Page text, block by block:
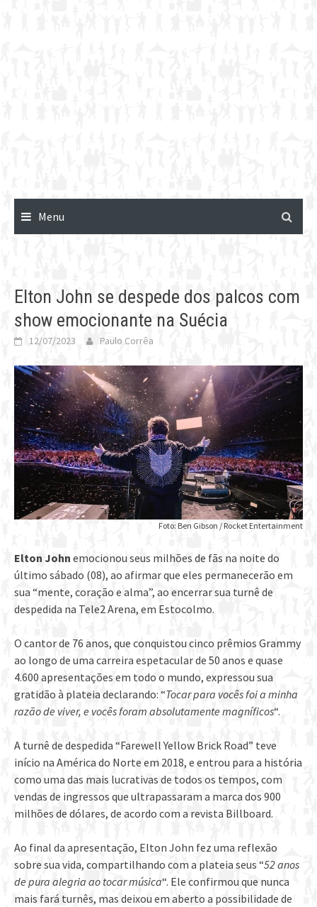
Menu
Elton John se despede dos palcos com
show emocionante na Suécia
12/07/2023 Paulo Corrêa
Foto: Ben Gibson / Rocket Entertainment
Elton John emocionou seus milhões de fãs na noite do
último sábado (08), ao afirmar que eles permanecerão em
sua “mente, coração e alma”, ao encerrar sua turnê de
despedida na Tele2 Arena, em Estocolmo.
O cantor de 76 anos, que conquistou cinco prêmios Grammy
ao longo de uma carreira espetacular de 50 anos e quase
4.600 apresentações em todo o mundo, expressou sua
gratidão à plateia declarando: “Tocar para vocês foi a minha
razão de viver, e vocês foram absolutamente magníficos“.
A turnê de despedida “Farewell Yellow Brick Road” teve
início na América do Norte em 2018, e entrou para a história
como uma das mais lucrativas de todos os tempos, com
vendas de ingressos que ultrapassaram a marca dos 900
milhões de dólares, de acordo com a revista Billboard.
Ao final da apresentação, Elton John fez uma reflexão
sobre sua vida, compartilhando com a plateia seus “52 anos
de pura alegria ao tocar música“. Ele confirmou que nunca
mais fará turnês, mas deixou em aberto a possibilidade de